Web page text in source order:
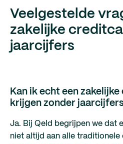
Veelgestelde
zakelijke
jaarcijfers
Kan ik echt een
krijgen zonder
Ja. Bij Qeld begrijpen we dat
niet altijd aan alle traditionele